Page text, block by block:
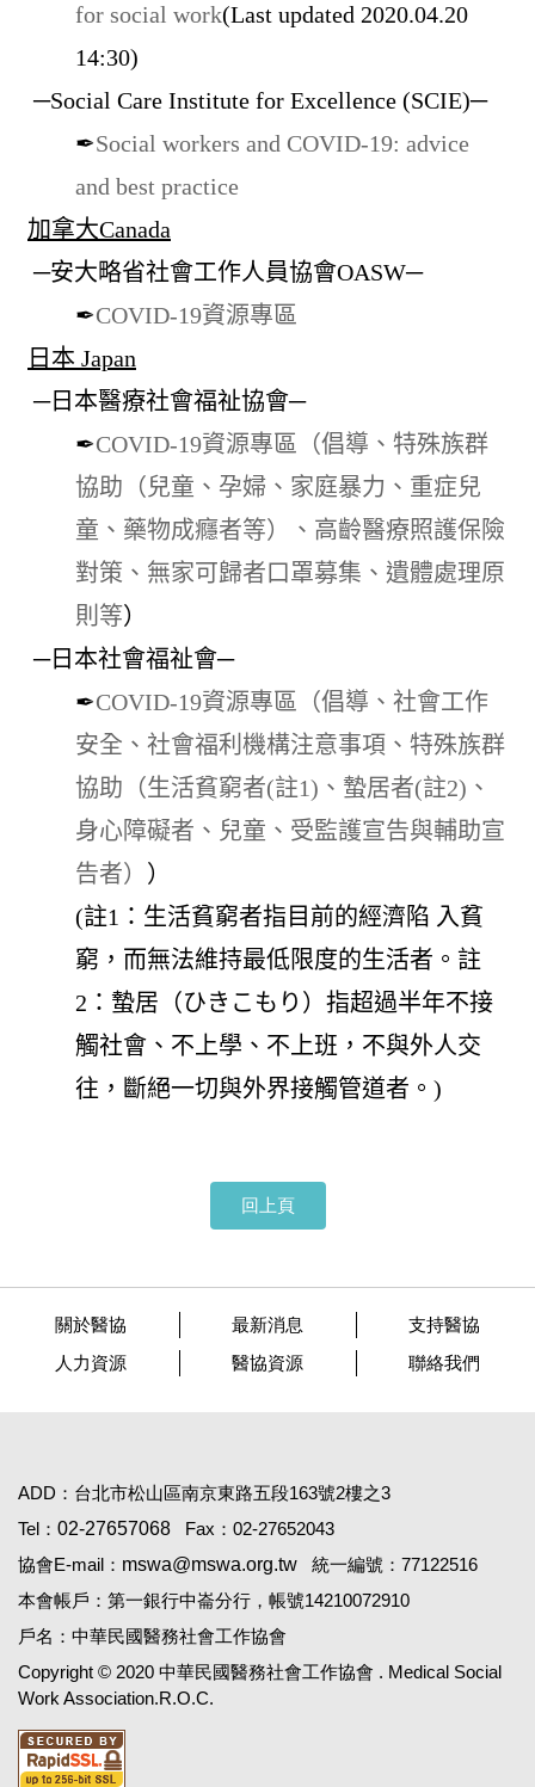
for social work(Last updated 2020.04.20
14:30)
─Social Care Institute for Excellence (SCIE)─
✒Social workers and COVID-19: advice
and best practice
加拿大Canada
─安大略省社會工作人員協會OASW─
✒COVID-19資源專區
日本 Japan
─日本醫療社會福祉協會─
✒COVID-19資源專區（倡導、特殊族群
協助（兒童、孕婦、家庭暴力、重症兒
童、藥物成癮者等）、高齡醫療照護保險
對策、無家可歸者口罩募集、遺體處理原
則等）
─日本社會福祉會─
✒COVID-19資源專區（倡導、社會工作
安全、社會福利機構注意事項、特殊族群
協助（生活貧窮者(註1)、蟄居者(註2)、
身心障礙者、兒童、受監護宣告與輔助宣
告者） ）
(註1：生活貧窮者指目前的經濟陷 入貧
窮，而無法維持最低限度的生活者。註
2：蟄居（ひきこもり）指超過半年不接
觸社會、不上學、不上班，不與外人交
往，斷絕一切與外界接觸管道者。)
回上頁
關於醫協 最新消息
支持醫協
人力資源
醫協資源 聯絡我們
ADD：台北市松山區南京東路五段163號2樓之3
Tel： 02-27657068
Fax：02-27652043
協會E-mail： mswa@mswa.org.tw
統一編號：77122516
本會帳戶：第一銀行中崙分行，帳號14210072910
戶名：中華民國醫務社會工作協會
Copyright © 2020 中華民國醫務社會工作協會 . Medical Social
Work Association.R.O.C.